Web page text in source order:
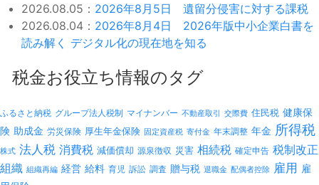
2026.08.05： 2026年8月5日 遺留分侵害に対する課税
2026.08.04： 2026年8月4日 2026年版中小企業白書を
読み解く デジタル化の現在地を知る
税金お役立ち情報のタグ
ふるさと納税 グループ法人税制 マイナンバー 不動産取引 交際費 住民税 健康保
険 助成金 労災保険 厚生年金保険 固定資産税 寄付金 年末調整 年金 所得税
株式 法人税 消費税 減価償却 源泉徴収 災害 相続税 確定申告 税制改正
組織 組織再編 経営 給料 育児 訴訟 調査 贈与税 退職金 配偶者控除 雇用 雇